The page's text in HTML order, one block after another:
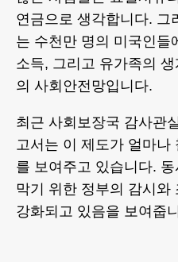
연금으로 생각합니다. 그
는 수천만 명의 미국인들
소득, 그리고 유가족의
의 사회안전망입니다.
최근 사회보장국 감사관
고서는 이 제도가 얼마나
를 보여주고 있습니다.
막기 위한 정부의 감시와
강화되고 있음을 보여줍